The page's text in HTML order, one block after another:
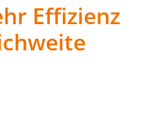
Effizienz